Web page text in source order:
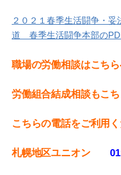
２０２１春季生活闘争
道 春季生活闘争本部の
職場の労働相談はこちら
労働組合結成相談もこち
こちらの電話をご利用く
札幌地区ユニオン